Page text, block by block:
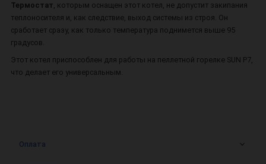
Термостат, которым оснащен этот котел, не допустит закипания
теплоносителя и, как следствие, выход системы из строя. Он
сработает сразу, как только температура поднимется выше 95
градусов.
Этот котел приспособлен для работы на пеллетной горелке SUN P7,
что делает его универсальным.
Оплата